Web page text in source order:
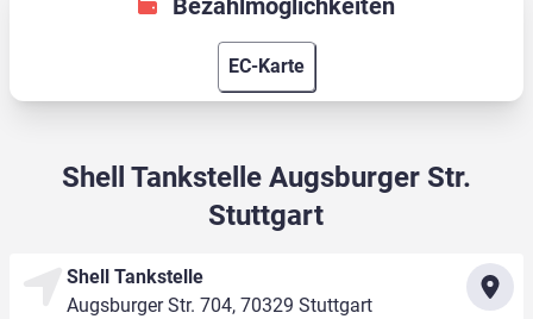
Bezahlmöglichkeiten
EC-Karte
Shell Tankstelle Augsburger Str.
Stuttgart
Shell Tankstelle
Augsburger Str. 704, 70329 Stuttgart